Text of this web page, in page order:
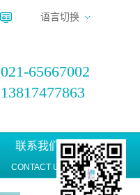
语言切换
021-65667002
13817477863
联系我们
CONTACT US